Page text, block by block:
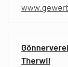
Therwil